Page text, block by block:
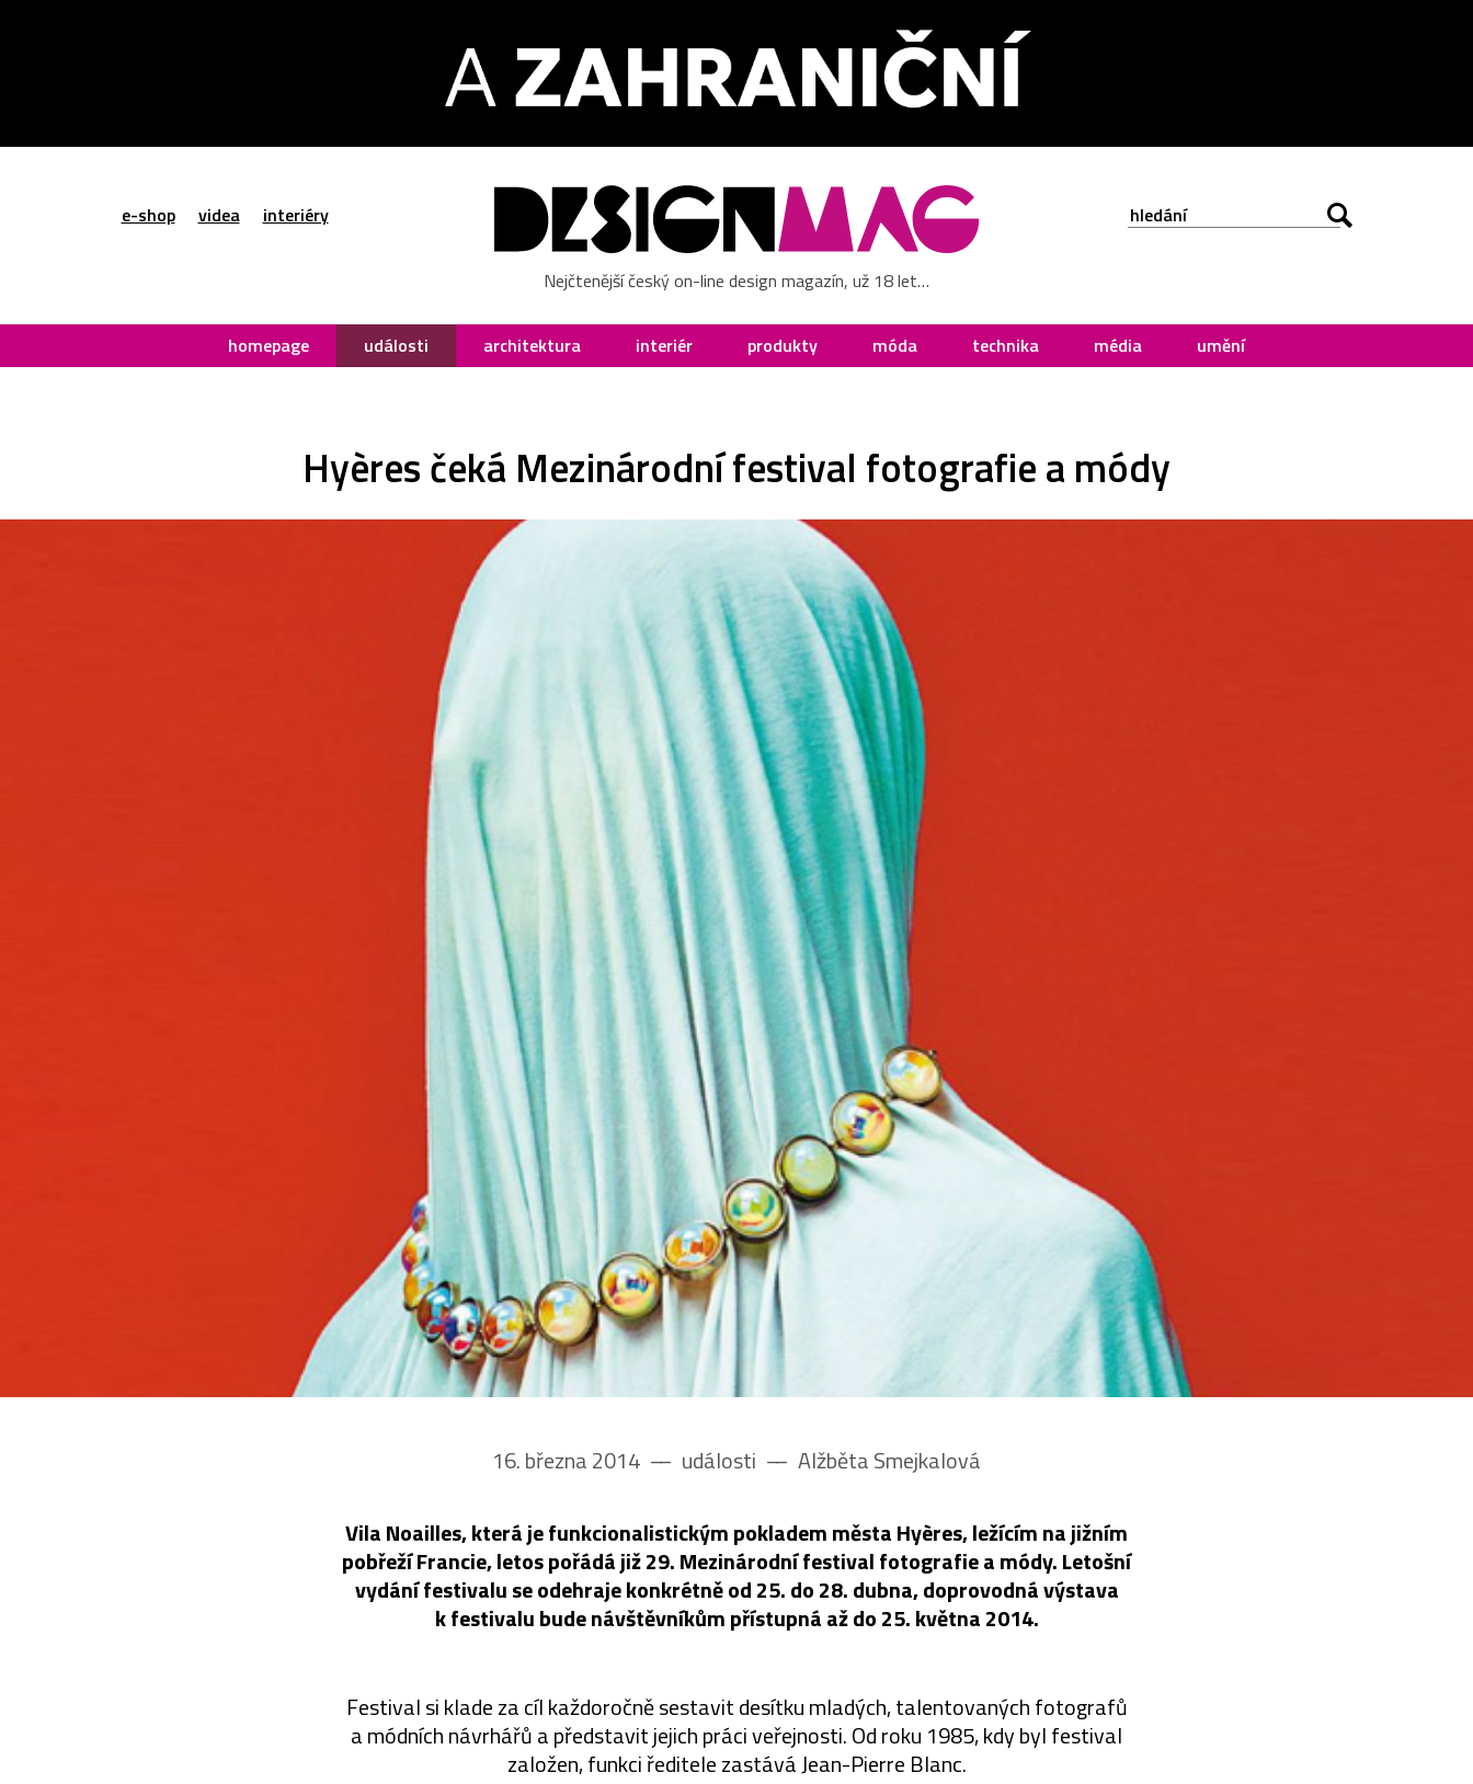
e-shop videa interiéry
Nejčtenější český on-line design magazín, už 18 let…
homepage události architektura interiér produkty móda technika média umění
Hyères čeká Mezinárodní festival fotografie a módy
16. března 2014 –– události –– Alžběta Smejkalová
Vila Noailles, která je funkcionalistickým pokladem města Hyères, ležícím na jižním
pobřeží Francie, letos pořádá již 29. Mezinárodní festival fotografie a módy. Letošní
vydání festivalu se odehraje konkrétně od 25. do 28. dubna, doprovodná výstava
k festivalu bude návštěvníkům přístupná až do 25. května 2014.
Festival si klade za cíl každoročně sestavit desítku mladých, talentovaných fotografů
a módních návrhářů a představit jejich práci veřejnosti. Od roku 1985, kdy byl festival
založen, funkci ředitele zastává Jean-Pierre Blanc.